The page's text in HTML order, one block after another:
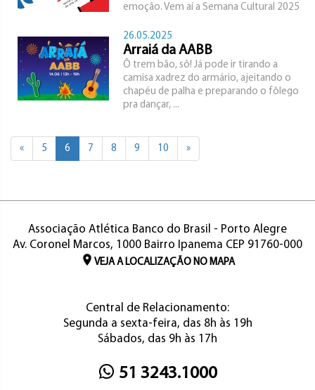
emoção. Vem aí a Semana Cultural 2025
26.05.2025
Arraiá da AABB
Ô trem bão, sô! Já pode ir tirando a
camisa xadrez do armário, ajeitando o
chapéu de palha e preparando o fôlego
pra dançar, ...
« 5 6 7 8 9 10 »
Associação Atlética Banco do Brasil - Porto Alegre
Av. Coronel Marcos, 1000 Bairro Ipanema CEP 91760-000
VEJA A LOCALIZAÇÃO NO MAPA
Central de Relacionamento:
Segunda a sexta-feira, das 8h às 19h
Sábados, das 9h às 17h
51 3243.1000